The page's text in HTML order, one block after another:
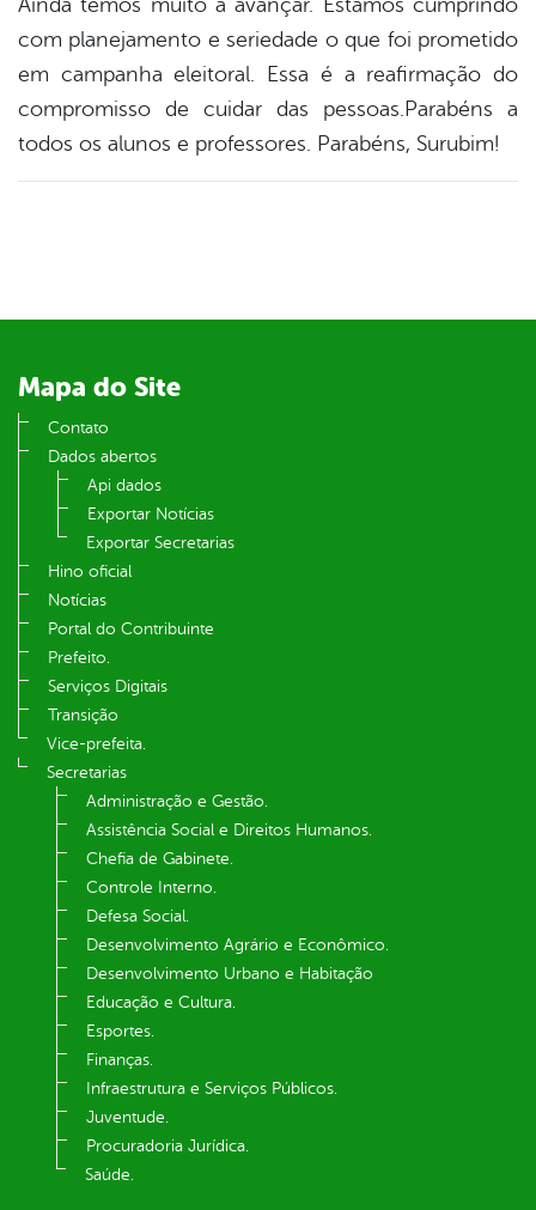
Ainda temos muito a avançar. Estamos cumprindo
com planejamento e seriedade o que foi prometido
em campanha eleitoral. Essa é a reafirmação do
compromisso de cuidar das pessoas.Parabéns a
todos os alunos e professores. Parabéns, Surubim!
Mapa do Site
Contato
Dados abertos
Api dados
Exportar Notícias
Exportar Secretarias
Hino oficial
Notícias
Portal do Contribuinte
Prefeito.
Serviços Digitais
Transição
Vice-prefeita.
Secretarias
Administração e Gestão.
Assistência Social e Direitos Humanos.
Chefia de Gabinete.
Controle Interno.
Defesa Social.
Desenvolvimento Agrário e Econômico.
Desenvolvimento Urbano e Habitação
Educação e Cultura.
Esportes.
Finanças.
Infraestrutura e Serviços Públicos.
Juventude.
Procuradoria Jurídica.
Saúde.